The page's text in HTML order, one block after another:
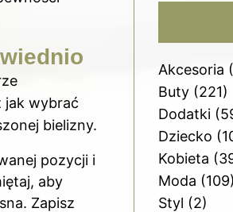
jak wybrać
bielizny.
pozycji i
aby
Zapisz
Akcesoria
Buty(221)
Dodatki
Dziecko
Kobieta
Moda (109)
Styl (2)